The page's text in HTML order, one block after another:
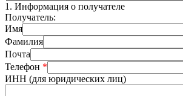
1. Информация о получателе
Получатель:
Имя
Фамилия
Почта
Телефон *
ИНН (для юридических лиц)